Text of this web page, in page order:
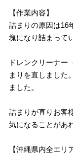
【作業内容】
詰まりの原因は16
塊になり詰まって
ドレンクリーナー
まりを直しました
ました。
詰まりが直りお客
気になることがあ
【沖縄県内全エリ